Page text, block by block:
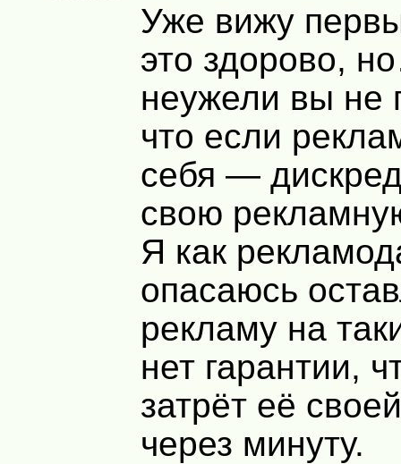
Уже вижу
это здорово,
неужели вы не
что если
себя —
свою
Я как
опасаюсь
рекламу на
нет гарантии,
затрёт её
через минуту.